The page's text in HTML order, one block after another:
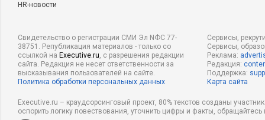
HR-новости
Свидетельство о регистрации СМИ Эл NФС 77-
38751. Републикация материалов - только со
ссылкой на Executive.ru, с разрешения редакции
сайта. Редакция не несет ответственности за
высказывания пользователей на сайте.
Политика обработки персональных данных
Сервисы,
Сервисы,
Реклама:
Редакция:
Поддержка:
Карта сайта
Executive.ru – краудсорсинговый проект, 80% текстов созданы
оспорить логику повествования, уточнить цифры и факты,